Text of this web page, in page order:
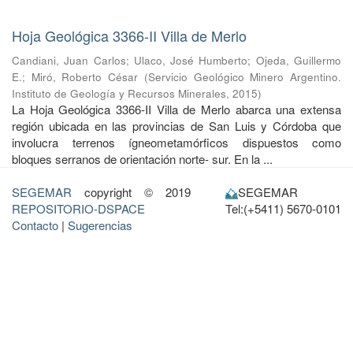
Hoja Geológica 3366-II Villa de Merlo
Candiani, Juan Carlos; Ulaco, José Humberto; Ojeda, Guillermo
E.; Miró, Roberto César (Servicio Geológico Minero Argentino.
Instituto de Geología y Recursos Minerales, 2015)
La Hoja Geológica 3366-II Villa de Merlo abarca una extensa
región ubicada en las provincias de San Luis y Córdoba que
involucra terrenos ígneometamórficos dispuestos como
bloques serranos de orientación norte- sur. En la ...
SEGEMAR copyright © 2019
REPOSITORIO-DSPACE
Contacto | Sugerencias
SEGEMAR
Tel:(+5411) 5670-0101